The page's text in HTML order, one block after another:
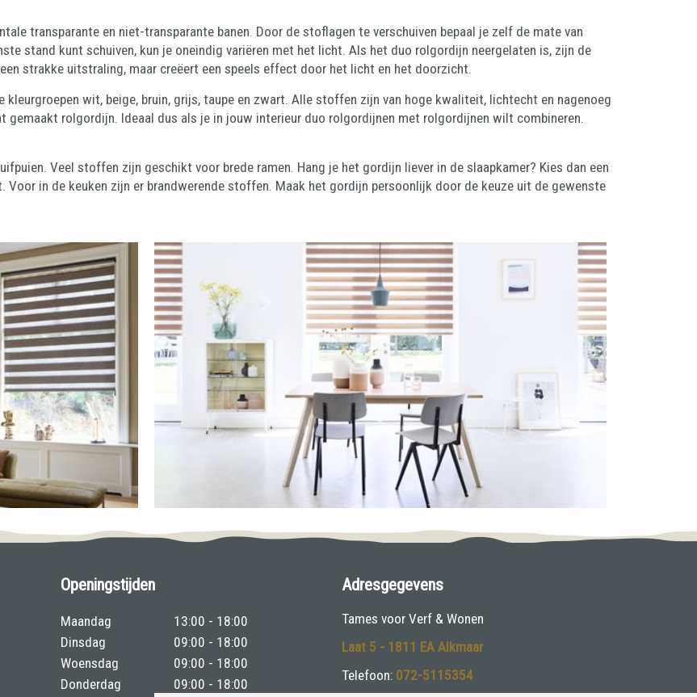
transparante en niet-transparante banen. Door de stoflagen te verschuiven bepaal je zelf de mate van
stand kunt schuiven, kun je oneindig variëren met het licht. Als het duo rolgordijn neergelaten is, zijn de
strakke uitstraling, maar creëert een speels effect door het licht en het doorzicht.
wit, beige, bruin, grijs, taupe en zwart. Alle stoffen zijn van hoge kwaliteit, lichtecht en nagenoeg
rolgordijn. Ideaal dus als je in jouw interieur duo rolgordijnen met rolgordijnen wilt combineren.
Veel stoffen zijn geschikt voor brede ramen. Hang je het gordijn liever in de slaapkamer? Kies dan een
in de keuken zijn er brandwerende stoffen. Maak het gordijn persoonlijk door de keuze uit de gewenste
Openingstijden
Maandag
13:00 - 18:00
Dinsdag
09:00 - 18:00
Woensdag
09:00 - 18:00
Donderdag
09:00 - 18:00
Adresgegevens
Tames voor Verf & Wonen
Laat 5 - 1811 EA Alkmaar
Telefoon: 072-5115354